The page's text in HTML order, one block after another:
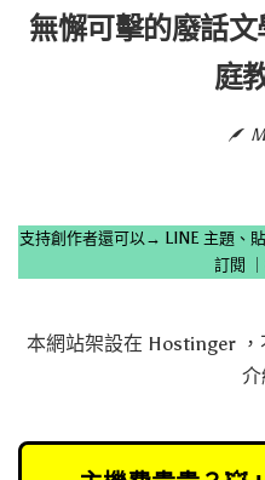
無懈可擊的廢話
庭
支持創作者還可以→ LINE 主題、
訂閱
本網站架設在 Hostinger，
介